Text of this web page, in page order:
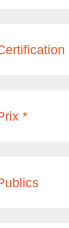
*